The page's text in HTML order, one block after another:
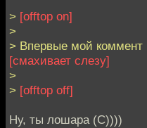
> [offtop on]
>
> Впервые мой коммент
[смахивает слезу]
>
> [offtop off]
Ну, ты лошара (С))))